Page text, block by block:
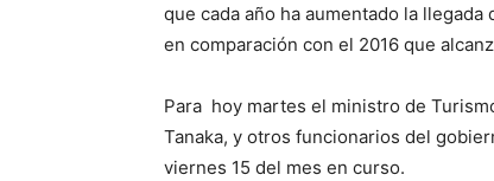
que cada año ha aumentado la
en comparación con el 2016 que
Para hoy martes el ministro de
Tanaka, y otros funcionarios del
viernes 15 del mes en curso.